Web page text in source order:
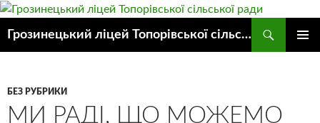
Грозинецький ліцей Топорівської сільської ради
БЕЗ РУБРИКИ
МИ РАДІ, ЩО МОЖЕМО